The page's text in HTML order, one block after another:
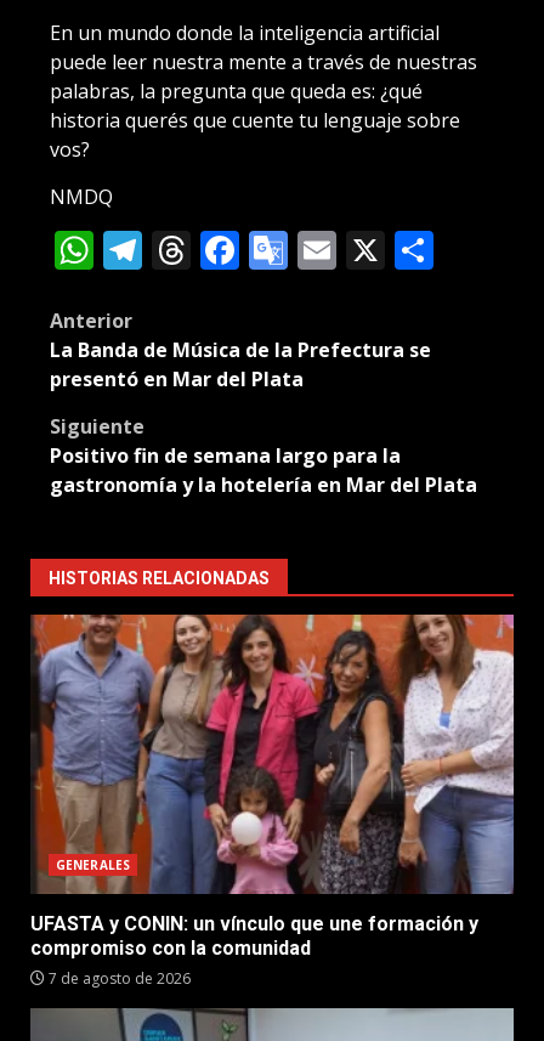
En un mundo donde la inteligencia artificial
puede leer nuestra mente a través de nuestras
palabras, la pregunta que queda es: ¿qué
historia querés que cuente tu lenguaje sobre
vos?
NMDQ
WhatsApp
Telegram
Threads
Facebook
Google
Translate
Email
X
Post
navigation
Anterior
La Banda de Música de la Prefectura se
presentó en Mar del Plata
Siguiente
Positivo fin de semana largo para la
gastronomía y la hotelería en Mar del Plata
HISTORIAS RELACIONADAS
GENERALES
UFASTA y CONIN: un vínculo que une formación y
compromiso con la comunidad
7 de agosto de 2026